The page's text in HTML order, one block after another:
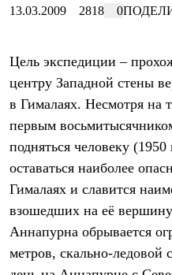
Комбинезоны
Штормовая одежда
Куртки
Брюки
Софтшелл одежда
Куртки
Брюки
Флисовая одежда
Куртки
Брюки
Термобелье
Теплое термобелье
Легкое термобелье
13.03.2009 2818 0
Цель экспедиции –
центру Западной стены
в Гималаях. Несмотря на
первым
подняться человеку
оставаться наиболее
Гималаях и славится
взошедших на её
Аннапурна обрывается
метров, скально-ледовой